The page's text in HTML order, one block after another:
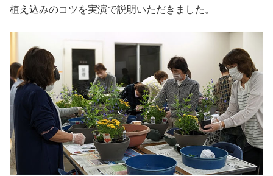
植え込みのコツを実演で説明いただきました。